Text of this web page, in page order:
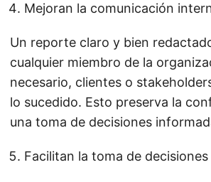
Mejoran la comunicación
Un reporte claro y bien
cualquier miembro de la
necesario, clientes o
lo sucedido. Esto preserva la
una toma de decisiones
Facilitan la toma de